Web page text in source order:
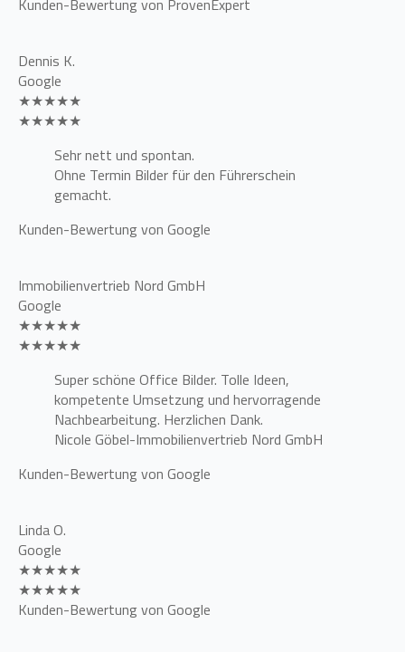
Kunden-Bewertung von ProvenExpert
Dennis K.
Google
★★★★★
★★★★★
Sehr nett und spontan.
Ohne Termin Bilder für den Führerschein
gemacht.
Kunden-Bewertung von Google
Immobilienvertrieb Nord GmbH
Google
★★★★★
★★★★★
Super schöne Office Bilder. Tolle Ideen,
kompetente Umsetzung und hervorragende
Nachbearbeitung. Herzlichen Dank.
Nicole Göbel-Immobilienvertrieb Nord GmbH
Kunden-Bewertung von Google
Linda O.
Google
★★★★★
★★★★★
Kunden-Bewertung von Google